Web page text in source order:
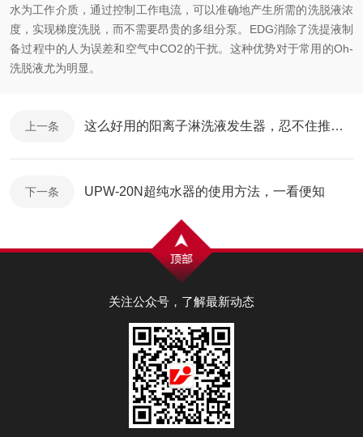
水为工作介质，通过控制工作电流，可以准确地产生所需的洗脱液浓
度，实现梯度洗脱，而不需要昂贵的多组分泵。EDG消除了洗提液制
备过程中的人为误差和空气中CO2的干扰。这种优势对于常用的Oh-
洗脱液尤为明显。
上一条 这么好用的阳离子淋洗液发生器，忍不住推荐给你
下一条 UPW-20N超纯水器的使用方法，一看便知
关注公众号，了解最新动态